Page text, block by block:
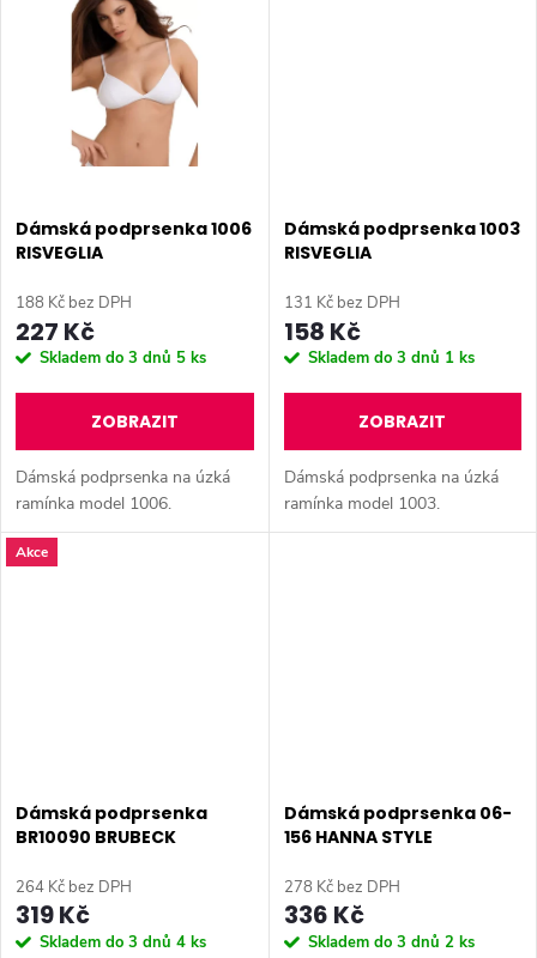
Dámská podprsenka 1006
RISVEGLIA
188 Kč bez DPH
227 Kč
Skladem do 3 dnů 5 ks
ZOBRAZIT
Dámská podprsenka na úzká
ramínka model 1006.
Dámská podprsenka 1003
RISVEGLIA
131 Kč bez DPH
158 Kč
Skladem do 3 dnů 1 ks
ZOBRAZIT
Dámská podprsenka na úzká
ramínka model 1003.
Akce
Dámská podprsenka
BR10090 BRUBECK
264 Kč bez DPH
319 Kč
Skladem do 3 dnů 4 ks
Dámská podprsenka 06-
156 HANNA STYLE
278 Kč bez DPH
336 Kč
Skladem do 3 dnů 2 ks